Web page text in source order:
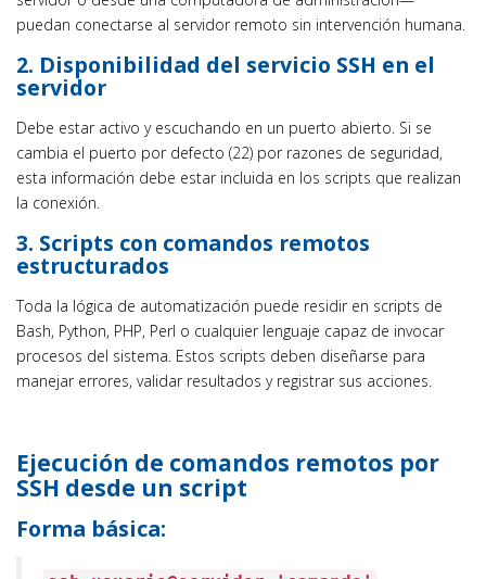
puedan conectarse al servidor remoto sin intervención humana.
2. Disponibilidad del servicio SSH en el
servidor
Debe estar activo y escuchando en un puerto abierto. Si se
cambia el puerto por defecto (22) por razones de seguridad,
esta información debe estar incluida en los scripts que realizan
la conexión.
3. Scripts con comandos remotos
estructurados
Toda la lógica de automatización puede residir en scripts de
Bash, Python, PHP, Perl o cualquier lenguaje capaz de invocar
procesos del sistema. Estos scripts deben diseñarse para
manejar errores, validar resultados y registrar sus acciones.
Ejecución de comandos remotos por
SSH desde un script
Forma básica: